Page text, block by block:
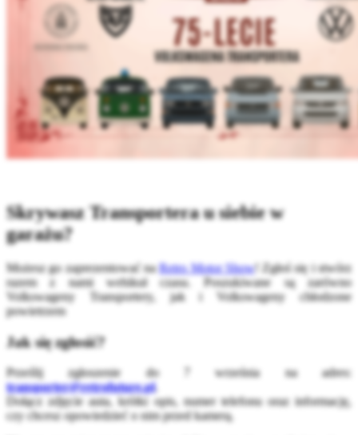
Skrywasz Transportera u siebie w
garażu?
Możesz go zaprezentować naRetro Motor Show! Zgłoś się i stwórz
razem z nami wehikuł czasu. Poszukiwane są zarówno
Volkswageny Transportery, jak i Volkswageny chłodzone
powietrzem
Jak się zgłosić?
Prześlij zgłoszenie do 7 września na adres:
transporter@retrofuture.pl.
Dołącz zdjęcie auta, krótki opis, numer telefonu oraz informację,
czy chcesz opowiedzieć o nim przed kamerą.